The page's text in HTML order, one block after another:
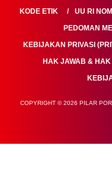
KODE ETIK
UU RI
PEDOMAN
KEBIJAKAN PRIVASI
HAK JAWAB & HAK
COPYRIGHT © 2026 PILAR